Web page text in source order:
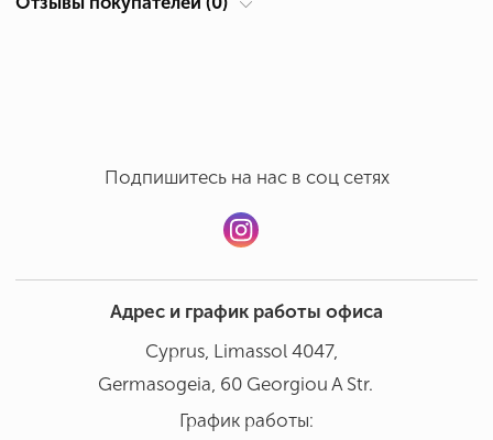
Суб.: 10:00 - 18:00
Подпишитесь на нас в соц сетях
Адрес и график работы офиса
Cyprus, Limassol 4047,
Germasogeia, 60 Georgiou A Str.
График работы: